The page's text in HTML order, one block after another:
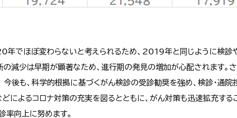
でほぼ変わらないと考えられるため、2019年と同じように検診
の減少は早期が顕著なため、進行期の発見の増加が心配されます。
後も、科学的根拠に基づくがん検診の受診勧奨を強め、検診・通
によるコロナ対策の充実を図るとともに、がん対策も迅速拡充す
率向上に努めます。